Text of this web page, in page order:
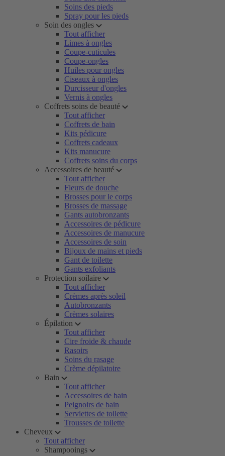
Soins des pieds
Spray pour les pieds
Soin des ongles
Tout afficher
Limes à ongles
Coupe-cuticules
Coupe-ongles
Huiles pour ongles
Ciseaux à ongles
Durcisseur d'ongles
Vernis à ongles
Coffrets soins de beauté
Tout afficher
Coffrets de bain
Kits pédicure
Coffrets cadeaux
Kits manucure
Coffrets soins du corps
Accessoires de beauté
Tout afficher
Fleurs de douche
Brosses pour le corps
Brosses de massage
Gants autobronzants
Accessoires de pédicure
Accessoires de manucure
Accessoires de soin
Bijoux de mains et pieds
Gant de toilette
Gants exfoliants
Protection soilaire
Tout afficher
Crèmes après soleil
Autobronzants
Crèmes solaires
Épilation
Tout afficher
Cire froide & chaude
Rasoirs
Soins du rasage
Crème dépilatoire
Bain
Tout afficher
Accessoires de bain
Peignoirs de bain
Serviettes de toilette
Trousses de toilette
Cheveux
Tout afficher
Shampooings